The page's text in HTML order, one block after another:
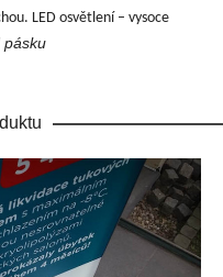
LED osvětlení – vysoce
pásku